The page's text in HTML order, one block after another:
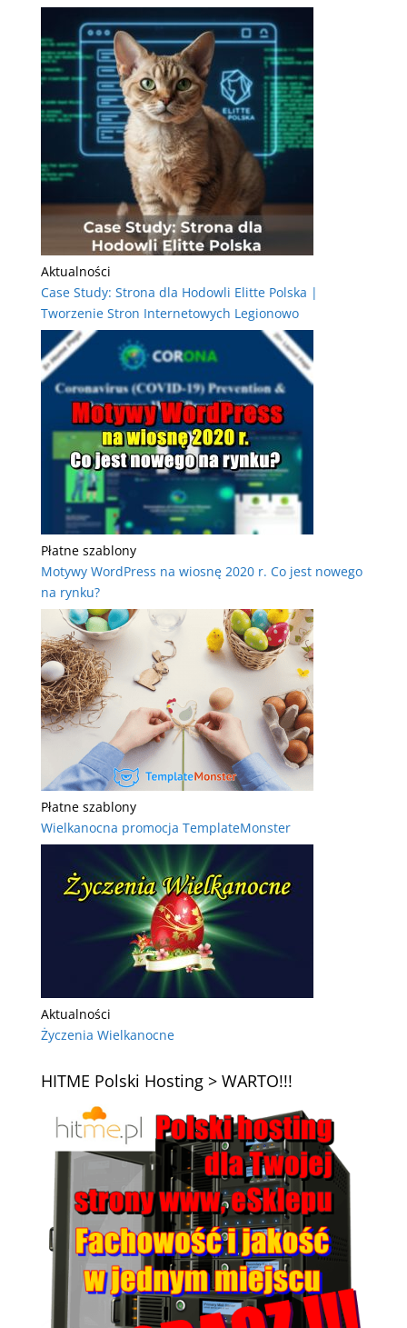
Aktualności
Case Study: Strona dla Hodowli Elitte Polska |
Tworzenie Stron Internetowych Legionowo
Płatne szablony
Motywy WordPress na wiosnę 2020 r. Co jest nowego
na rynku?
Płatne szablony
Wielkanocna promocja TemplateMonster
Aktualności
Życzenia Wielkanocne
HITME Polski Hosting > WARTO!!!